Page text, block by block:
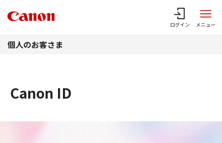
ログイン メニュー
個人のお客さま
Canon ID